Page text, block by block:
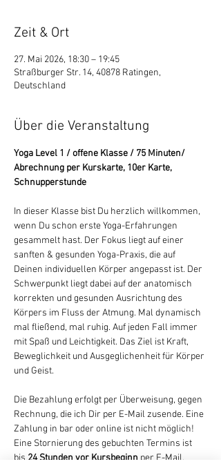
Zeit & Ort
27. Mai 2026, 18:30 – 19:45
Straßburger Str. 14, 40878 Ratingen,
Deutschland
Über die Veranstaltung
Yoga Level 1 / offene Klasse / 75 Minuten/
Abrechnung per Kurskarte, 10er Karte,
Schnupperstunde
In dieser Klasse bist Du herzlich willkommen,
wenn Du schon erste Yoga-Erfahrungen
gesammelt hast. Der Fokus liegt auf einer
sanften & gesunden Yoga-Praxis, die auf
Deinen individuellen Körper angepasst ist. Der
Schwerpunkt liegt dabei auf der anatomisch
korrekten und gesunden Ausrichtung des
Körpers im Fluss der Atmung. Mal dynamisch
mal fließend, mal ruhig. Auf jeden Fall immer
mit Spaß und Leichtigkeit. Das Ziel ist Kraft,
Beweglichkeit und Ausgeglichenheit für Körper
und Geist.
Die Bezahlung erfolgt per Überweisung, gegen
Rechnung, die ich Dir per E-Mail zusende. Eine
Zahlung in bar oder online ist nicht möglich!
Eine Stornierung des gebuchten Termins ist
bis 24 Stunden vor Kursbeginn per E-Mail,